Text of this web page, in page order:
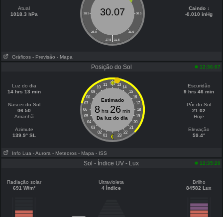
Atual
1018.3 hPa
28.5 30.5
28.0 31.0
|
27.5 31.5
30.07
Caindo ↓
-0.010 inHg
Gráficos - Previsão - Mapa
Posição do Sol 12:36:07
Luz do dia
14 hrs 13 min
Nascer do Sol
06:50
Amanhã
Azimute
139.9° SL
11 13
10
14
09
15
08
16
07
17
06
18
05
19
04
20
03
21
02
22
01 23
Estimado
8hrs 26min
Da luz do dia
Escuridão
9 hrs 46 min
Pôr do Sol
21:02
Hoje
Elevação
59.4°
Info Lua - Aurora - Meteoros - Mapa - ISS
Sol - Índice UV - Lux 12:35:20
Radiação solar
691 W/m²
Ultravioleta
4 Índice
Brilho
84582 Lux